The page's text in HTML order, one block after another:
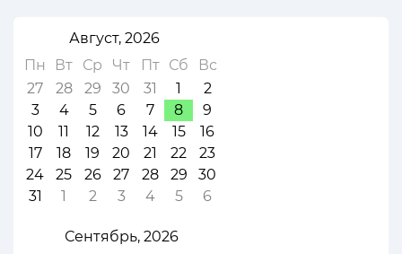
Август, 2026
Пн
Вт Ср Чт Пт Сб
Вс
27
28 29 30 31 1
2
3
4 5 6 7 8
9
10
11 12 13 14 15
16
17
18 19 20 21 22
23
24
25 26 27 28 29
30
31
1 2 3 4 5 6
Сентябрь, 2026